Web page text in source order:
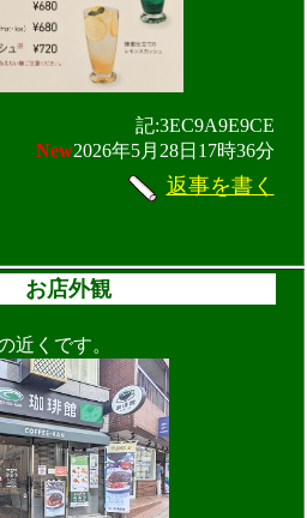
記:3EC9A9E9CE
New2026年5月28日17時36分
返事を書く
お店外観
近くです。